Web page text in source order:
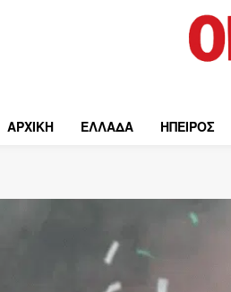
ΑΡΧΙΚΗ ΕΛΛΑΔΑ ΗΠΕΙΡΟΣ